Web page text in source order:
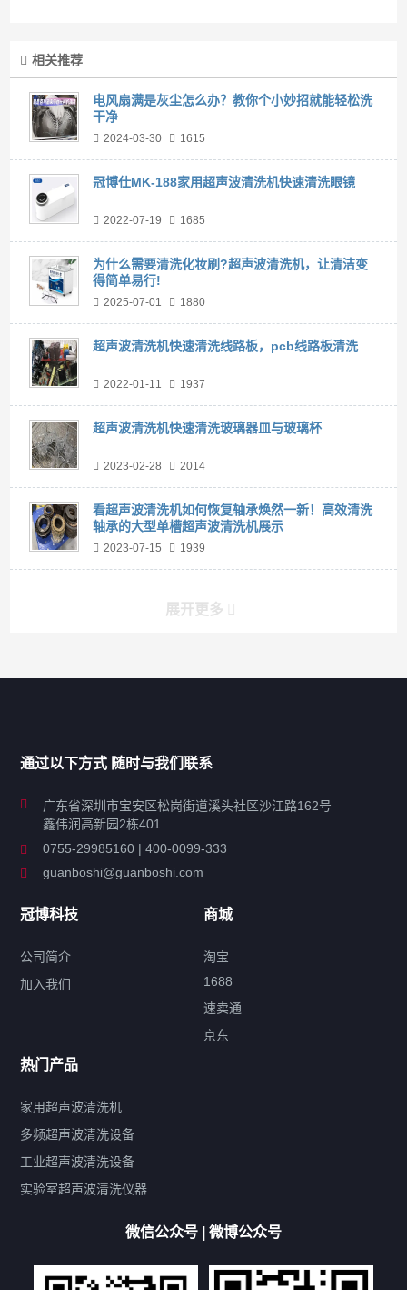
相关推荐
电风扇满是灰尘怎么办？教你个小妙招就能轻松洗
干净
2024-03-30 1615
冠博仕MK-188家用超声波清洗机快速清洗眼镜
2022-07-19 1685
为什么需要清洗化妆刷?超声波清洗机，让清洁变
得简单易行!
2025-07-01 1880
超声波清洗机快速清洗线路板，pcb线路板清洗
2022-01-11 1937
超声波清洗机快速清洗玻璃器皿与玻璃杯
2023-02-28 2014
看超声波清洗机如何恢复轴承焕然一新！高效清洗
轴承的大型单槽超声波清洗机展示
2023-07-15 1939
展开更多
工业超声波清洗设备
特种超声波洗净产品
超声波配件
产品标签
鼓泡 升降 抛动
带加热
功率可调
双波脱气
机械旋钮系列
厨具清洗机
超声波振板
高尔夫球杆清洗机
大型单槽带过滤系列
全自动/半自动系列
通过以下方式 随时与我们联系
广东省深圳市宝安区松岗街道溪头社区沙江路162号
鑫伟润高新园2栋401
0755-29985160 | 400-0099-333
guanboshi@guanboshi.com
冠博科技
公司简介
加入我们
商城
淘宝
1688
速卖通
京东
热门产品
家用超声波清洗机
多频超声波清洗设备
工业超声波清洗设备
实验室超声波清洗仪器
微信公众号 | 微博公众号